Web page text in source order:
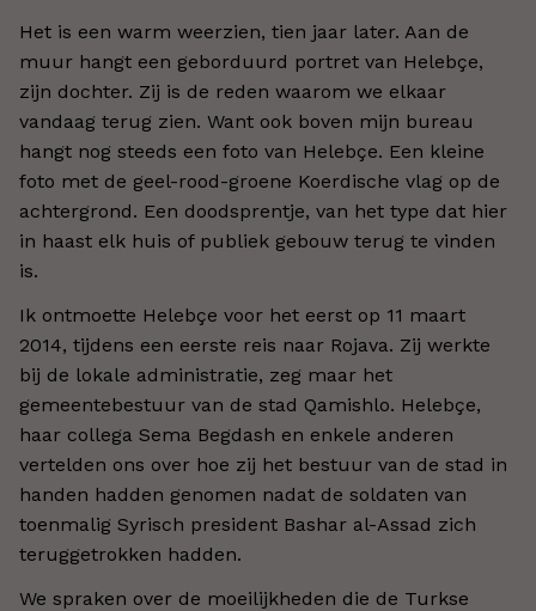
Het is een warm weerzien, tien jaar later. Aan de
muur hangt een geborduurd portret van Helebçe,
zijn dochter. Zij is de reden waarom we elkaar
vandaag terug zien. Want ook boven mijn bureau
hangt nog steeds een foto van Helebçe. Een kleine
foto met de geel-rood-groene Koerdische vlag op de
achtergrond. Een doodsprentje, van het type dat hier
in haast elk huis of publiek gebouw terug te vinden
is.
Ik ontmoette Helebçe voor het eerst op 11 maart
2014, tijdens een eerste reis naar Rojava. Zij werkte
bij de lokale administratie, zeg maar het
gemeentebestuur van de stad Qamishlo. Helebçe,
haar collega Sema Begdash en enkele anderen
vertelden ons over hoe zij het bestuur van de stad in
handen hadden genomen nadat de soldaten van
toenmalig Syrisch president Bashar al-Assad zich
teruggetrokken hadden.
We spraken over de moeilijkheden die de Turkse